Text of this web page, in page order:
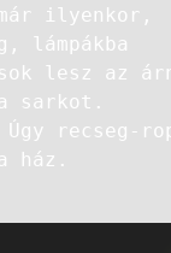
ilyenkor,
lámpákba
lesz az
sarkot.
recseg-
ház.